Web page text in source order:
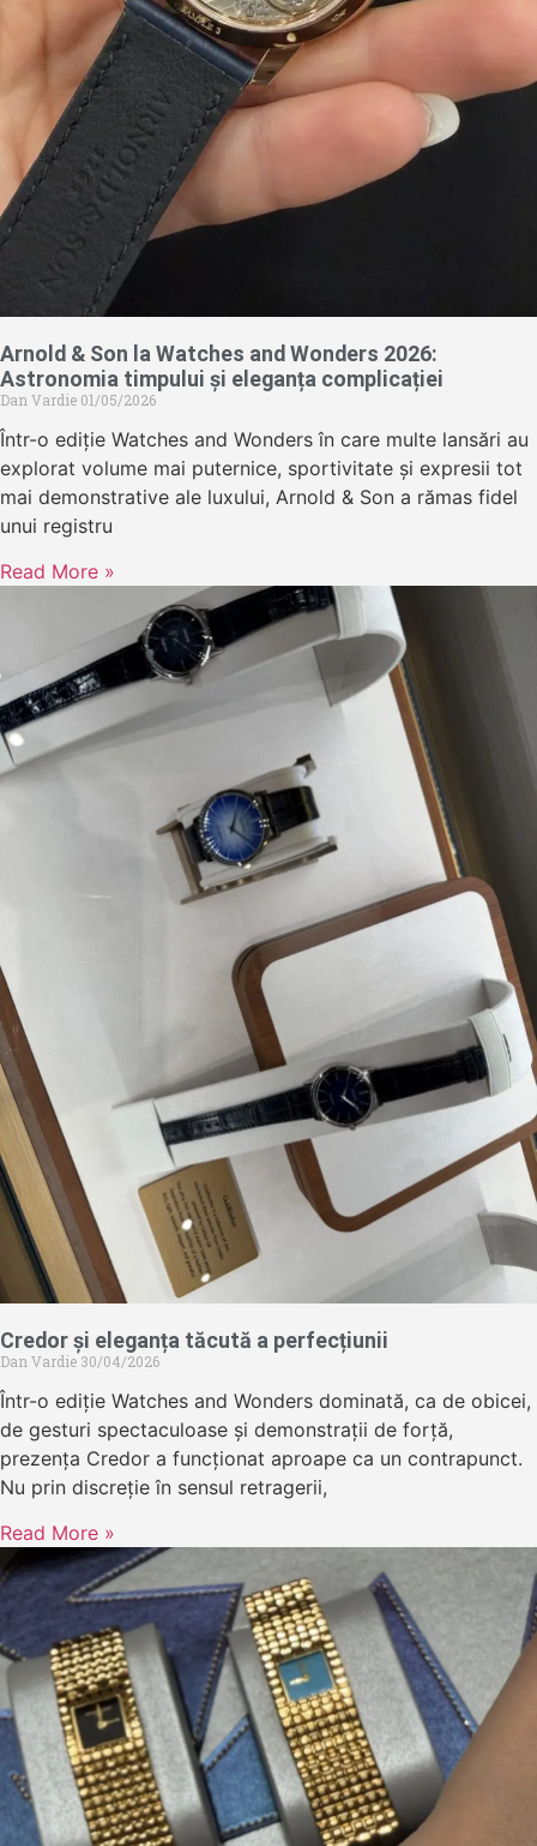
Arnold & Son la Watches and Wonders 2026:
Astronomia timpului și eleganța complicației
Dan Vardie 01/05/2026
Într-o ediție Watches and Wonders în care multe lansări au
explorat volume mai puternice, sportivitate și expresii tot
mai demonstrative ale luxului, Arnold & Son a rămas fidel
unui registru
Read More »
Credor și eleganța tăcută a perfecțiunii
Dan Vardie 30/04/2026
Într-o ediție Watches and Wonders dominată, ca de obicei,
de gesturi spectaculoase și demonstrații de forță,
prezența Credor a funcționat aproape ca un contrapunct.
Nu prin discreție în sensul retragerii,
Read More »